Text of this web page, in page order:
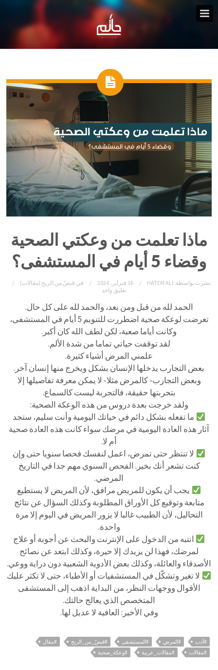
ماذا تعلمت من وعكتي الصحية
وقضاء 5 أيام في المستشفى؟
نشرت بواسطة: HATEM ALI 16 فبراير، 2024 في قبضٌ من الريح (مقالات)
تعليق واحد
الحمد لله من قبل ومن بعد، والحمد لله على كل حال.
تعرضت لوعكة صحية اضطررت للتنويم 5 أيام في المستشفى،
وكانت أياما صعبة، لكن لطف الله كان أكبر.
لقد توقفت حياتي تماما من شدة الألم.
علمني المرض أشياء كثيرة.
بعض التجارب يدخلها الإنسان بشكل ويخرج منها إنسان آخر.
وبعض التجارب- كالمرض مثلا- لا يمكن معرفة تفاصيلها إلا
بتجربتها حقيقة، فالتجربة ليست كالسماع.
ولقد خرجت بعدة دروس من هذه الوعكة الصحية:
ما تفعله بشكل دائم في حياتك اليومية وأنت سليم، ستجد
آثار هذه العادة اليومية في مرضك سواء كانت هذه العادة صحية
أم لا.
لا تنتظر حتى تمرض، اعمل لنفسك فحصا سنويا حتى وإن
كنت تشعر أنك بخير. الفحص السنوي مهم جدا في التاريخ
المرضي.
يجب أن يكون للمريض مرافق، لأن المريض لا يستطيع
متابعة وتوقيع كل الأوراق المطلوبة وكذلك السؤال عن نتائج
التحاليل، لأن الطبيب غالبا لا يزور المريض في اليوم إلا مرة
واحدة.
انتبه من الدخول على الإنترنت والبحث عن أجوبة أو علاج
لمرضك، فهذا لن يزيدك إلا حيرة، وكذلك ابتعد عن نصائح
الأصدقاء والعائلة، وكذلك بعض الأدوية الشعبية دون دراية ووعي.
لا تغير وتشكّل في المستشفيات أو الأطباء، حتى لا تكثر عليك
الأقوال ووجهات النظر، من البداية اذهب إلى المستشفى
المتخصص الذي يعالج حالتك.
وفي الأخير: العافية لا عديل لها.
#أدب #المرض #المستشفى #قبضٌ_من_الريح
#مقال
#مقالات
#مقالات_عربية #وعكة_صحية